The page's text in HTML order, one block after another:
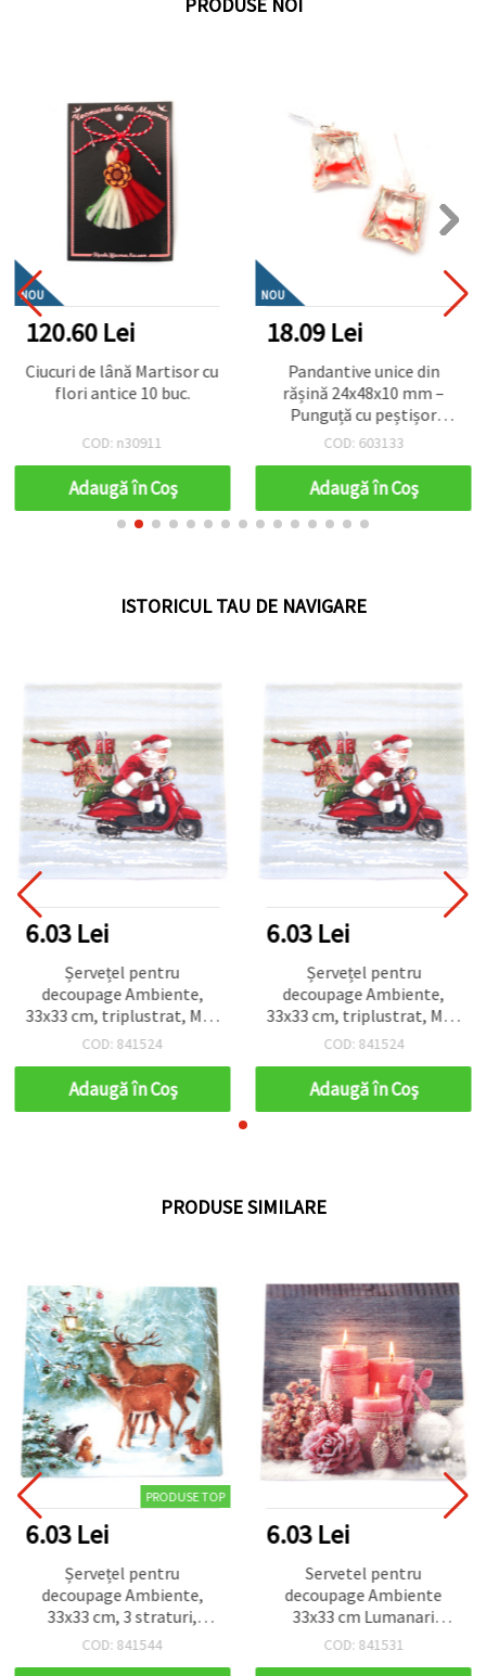
NOU
120.60 Lei
Ciucuri de lână Martisor cu
flori antice 10 buc.
COD: n30911
Adaugă în Coş
NOU
18.09 Lei
Pandantive unice din
rășină 24x48x10 mm –
Punguță cu peștișor
portocaliu, gaură 3 mm,
bijuterii handmade,
proiecte cu tematică
marină și accesorii
COD: 603133
Adaugă în Coş
ISTORICUL TAU DE NAVIGARE
6.03 Lei
Șervețel pentru
decoupage Ambiente,
33x33 cm, triplustrat, Moș
Crăciun în viteză - 1
COD: 841524
Adaugă în Coş
6.03 Lei
Șervețel pentru
decoupage Ambiente,
33x33 cm, triplustrat, Moș
Crăciun în viteză - 1
COD: 841524
Adaugă în Coş
PRODUSE SIMILARE
PRODUSE TOP
6.03 Lei
Șervețel pentru
decoupage Ambiente,
33x33 cm, 3 straturi,
Sărbătoare în pădure - 1
COD: 841544
6.03 Lei
Servetel pentru
decoupage Ambiente
33x33 cm Lumanari
romantice in trei straturi
COD: 841531